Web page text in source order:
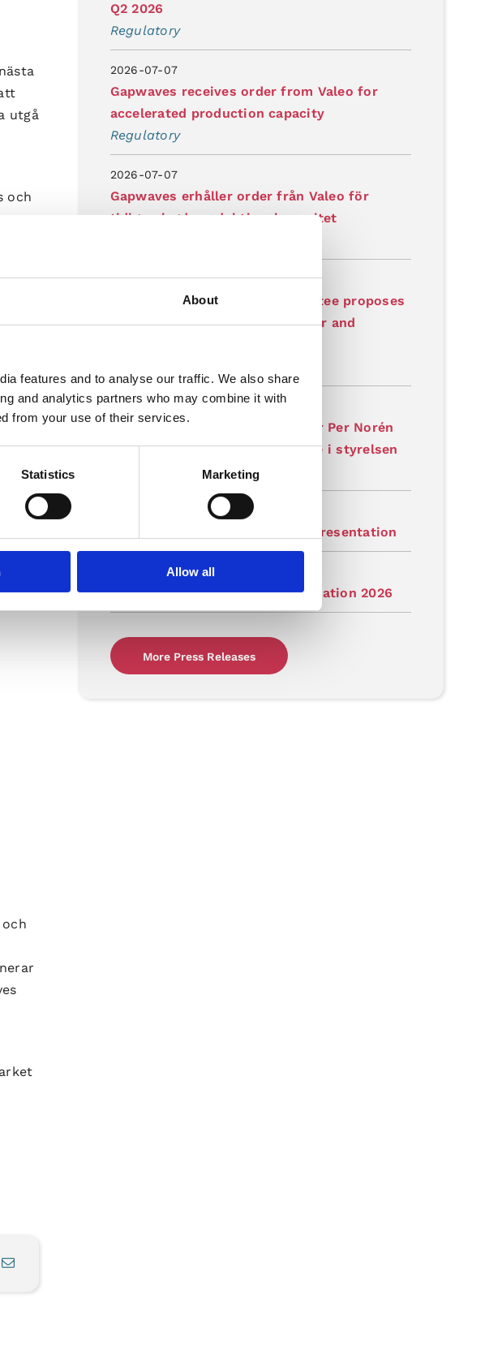
About
features and to analyse our traffic. We also share
and analytics partners who may combine it with
from your use of their services.
Statistics Marketing
Allow all
utgå
och
vid
Q2 2026
Regulatory
2026-07-07
Gapwaves receives order from Valeo for
accelerated production capacity
Regulatory
2026-07-07
Gapwaves erhåller order från Valeo för
tidigarelagd produktionskapacitet
2026-07-03
Gapwaves' Nomination Committee proposes
Per Norén as new board member and
2026-07-03
Gapwaves valberedning föreslår Per Norén
som ny ledamot och ordförande i styrelsen
Invitation: Gapwaves Q2 2026 Presentation
2026-07-03
Inbjudan: Gapwaves Q2-presentation 2026
More Press Releases